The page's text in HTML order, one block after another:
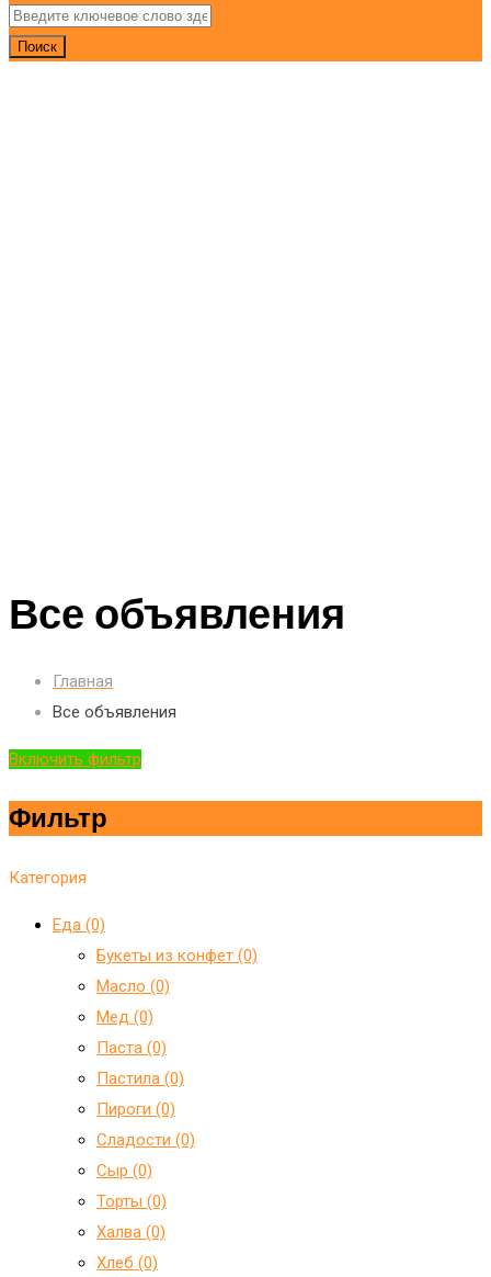
Поиск
Все объявления
Главная
Все объявления
Включить фильтр
Фильтр
Категория
Еда (0)
Букеты из конфет (0)
Масло (0)
Мед (0)
Паста (0)
Пастила (0)
Пироги (0)
Сладости (0)
Сыр (0)
Торты (0)
Халва (0)
Хлеб (0)